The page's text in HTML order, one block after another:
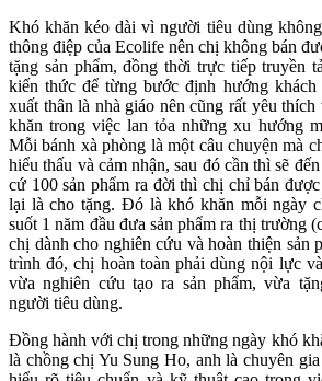
Khó khăn kéo dài vì người tiêu dùng
thông điệp của Ecolife nên chị không bán
tặng sản phẩm, đồng thời trực tiếp truyền
kiến thức để từng bước định hướng
xuất thân là nhà giáo nên cũng rất yêu
khăn trong việc lan tỏa những xu hướng
Mỗi bánh xà phòng là một câu chuyện mà
hiểu thấu và cảm nhận, sau đó cần thì sẽ
cứ 100 sản phẩm ra đời thì chị chỉ bán
lại là cho tặng. Đó là khó khăn mỗi ngày
suốt 1 năm đầu đưa sản phẩm ra thị trường
chị dành cho nghiên cứu và hoàn thiện sản
trình đó, chị hoàn toàn phải dùng nội lực
vừa nghiên cứu tạo ra sản phẩm, vừa
người tiêu dùng.
Đồng hành với chị trong những ngày khó
là chồng chị Yu Sung Ho, anh là chuyên